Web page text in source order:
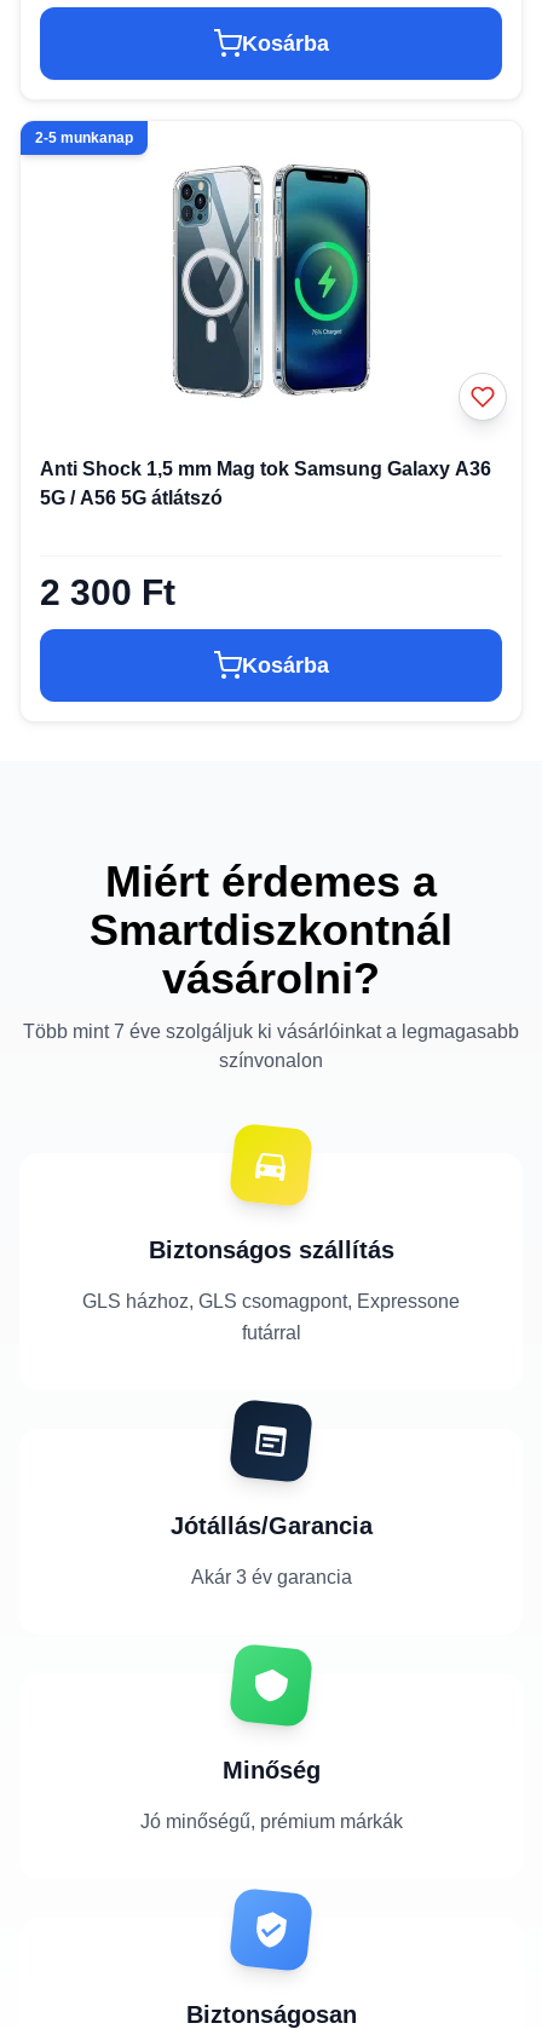
Kosárba
2-5 munkanap
Anti Shock 1,5 mm Mag tok Samsung Galaxy A36
5G / A56 5G átlátszó
2 300 Ft
Kosárba
Miért érdemes a
Smartdiszkontnál
vásárolni?
Több mint 7 éve szolgáljuk ki vásárlóinkat a legmagasabb
színvonalon
Biztonságos szállítás
GLS házhoz, GLS csomagpont, Expressone
futárral
Jótállás/Garancia
Akár 3 év garancia
Minőség
Jó minőségű, prémium márkák
Biztonságosan